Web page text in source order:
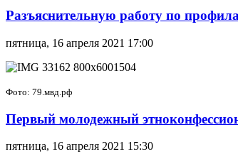
Разъяснительную работу по
пятница, 16 апреля 2021 17:00
Фото: 79.мвд.рф
Первый молодежный
пятница, 16 апреля 2021 15:30